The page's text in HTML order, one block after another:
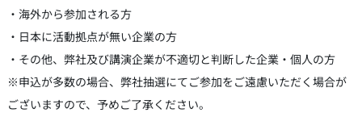
・海外から参加される方
・日本に活動拠点が無い企業の方
・その他、弊社及び講演企業が不適切と判断した企業・個人の方
※申込が多数の場合、弊社抽選にてご参加をご遠慮いただく場合が
ございますので、予めご了承ください。